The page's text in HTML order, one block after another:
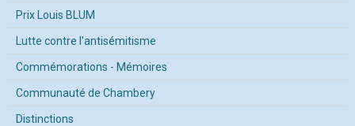
Prix Louis BLUM
Lutte contre l'antisémitisme
Commémorations - Mémoires
Communauté de Chambery
Distinctions